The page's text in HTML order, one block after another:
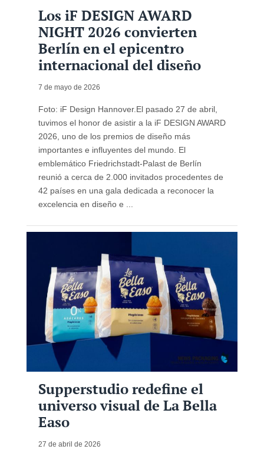
Los iF DESIGN AWARD
NIGHT 2026 convierten
Berlín en el epicentro
internacional del diseño
7 de mayo de 2026
Foto: iF Design Hannover.El pasado 27 de abril,
tuvimos el honor de asistir a la iF DESIGN AWARD
2026, uno de los premios de diseño más
importantes e influyentes del mundo. El
emblemático Friedrichstadt-Palast de Berlín
reunió a cerca de 2.000 invitados procedentes de
42 países en una gala dedicada a reconocer la
excelencia en diseño e ...
Supperstudio redefine el
universo visual de La Bella
Easo
27 de abril de 2026